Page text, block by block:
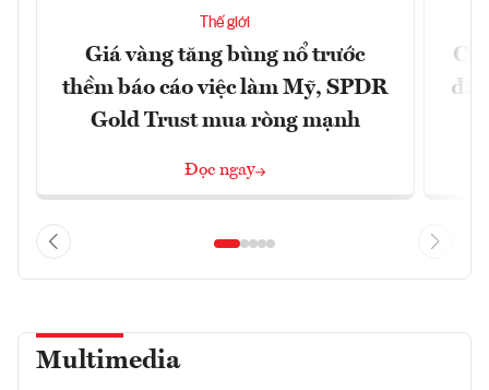
Thế giới
Giá vàng tăng bùng nổ trước
thềm báo cáo việc làm Mỹ, SPDR
Gold Trust mua ròng mạnh
Đọc ngay
đã
Multimedia